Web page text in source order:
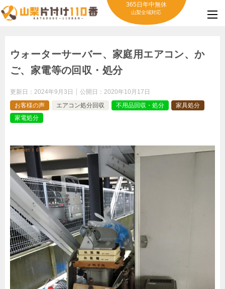
365日年中無休
山梨全域対応
ウォーターサーバー、家庭用エアコン、か
ご、家電等の回収・処分
更新日： 2024年9月3日 公開日： 2020年10月17日
お客様の声
エアコン処分回収 不用品回収・処分
家具処分
家電処分